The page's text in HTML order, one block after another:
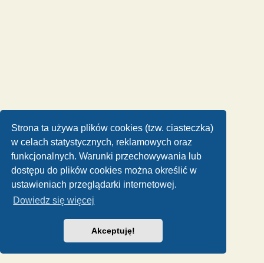
Strona ta używa plików cookies (tzw. ciasteczka)
w celach statystycznych, reklamowych oraz
funkcjonalnych. Warunki przechowywania lub
dostępu do plików cookies można określić w
ustawieniach przeglądarki internetowej.
Dowiedz się więcej
Akceptuję!